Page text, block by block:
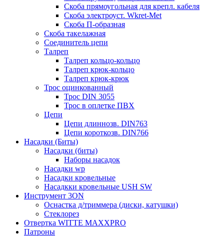
Скоба прямоугольная для крепл. кабеля
Скоба электроуст. Wkret-Met
Скоба П-образная
Скоба такелажная
Соединитель цепи
Талреп
Талреп кольцо-кольцо
Талреп крюк-кольцо
Талреп крюк-крюк
Трос оцинкованный
Трос DIN 3055
Трос в оплетке ПВХ
Цепи
Цепи длиннозв. DIN763
Цепи короткозв. DIN766
Насадки (Биты)
Насадки (биты)
Наборы насадок
Насадки wp
Насадки кровельные
Насадкки кровельные USH SW
Инструмент 3ON
Оснастка д/триммера (диски, катушки)
Стеклорез
Отвертка WITTE MAXXPRO
Патроны